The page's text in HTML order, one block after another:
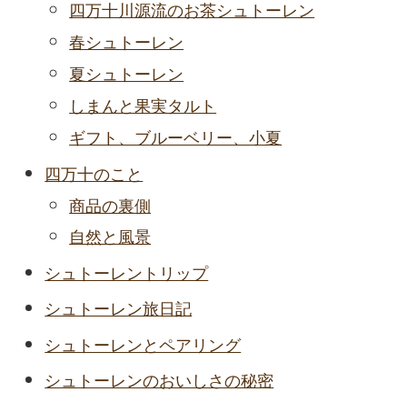
四万十川源流のお茶シュトーレン
春シュトーレン
夏シュトーレン
しまんと果実タルト
ギフト、ブルーベリー、小夏
四万十のこと
商品の裏側
自然と風景
シュトーレントリップ
シュトーレン旅日記
シュトーレンとペアリング
シュトーレンのおいしさの秘密